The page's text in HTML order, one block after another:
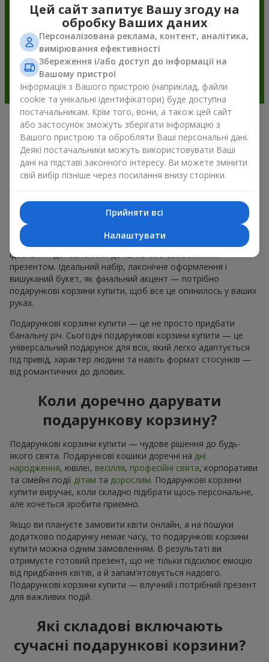
Подарункові корзини —
універсальний подарунок на будь-
яке свято
обмаль, у нас є для вас чудове перевірене рішення: ви
можете набір подарункові корзини купити. Подарункова
корзина з вишуканими смаколиками до свята, фруктами,
смачним чаєм чи, навіть, алкогольними напоями стає
ідеальним доповненням до квітів або самостійним
презентом. Ідеальний набір, лаконічне оформлення і
вишуканий букет, як фінальний акцент — потрібно
подарункові корзини купити, щоб все це опинилось у ваших
руках.
Подарункові корзини купити — це не просто придбати
банальну річ. Сьогодні подарункові корзини купити — це
універсальний подарунок для всіх, який легко адаптується
під привід, характер людини та навіть формат стосунків —
від романтичних до ділових.
Коли доречно дарувати
подарункову корзину?
Подарункові корзини купити — чудове рішення до будь-
якого свята. Подарункові кошики доречні на дні
народження, ювілеї, весілля, професійні свята, корпоративи
та сімейні події дітям та дорослим. Подарункові корзини
купити виручає, коли складно підібрати щось персональне,
але хочеться зробити приємно.
Якщо ви плануєте замовити квіти онлайн, а на пошуки
додатково подарунку немає часу, то подарункові корзини
купити можна одним замовленням. В результаті ви
отримуєте готовий презент, що не тільки підсилює емоцію
від придбання квітів, а й запам’ятовується надовго.
Подарункові корзини купити — влучний і потрібний презент
для важливих подій.
Які складові включають
сучасні подарункові корзини?
Цей сайт запитує Вашу згоду на
обробку Ваших даних
Персоналізована реклама, контент, аналітика,
вимірювання ефективності
Збереження і/або доступ до інформації на
Вашому пристрої
Інформація з Вашого пристрою (наприклад, файли
cookie та унікальні ідентифікатори) буде доступна
постачальникам. Крім того, вони, а також цей сайт
або застосунок зможуть зберігати інформацію з
Вашого пристрою та обробляти Ваші персональні дані.
Деякі постачальники можуть використовувати Ваші
дані на підставі законного інтересу. Ви можете змінити
свій вибір пізніше через посилання внизу сторінки.
Прийняти всі
Налаштувати